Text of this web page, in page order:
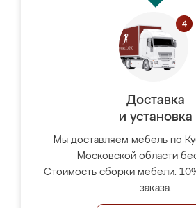
Доставка
и установка
Мы доставляем мебель по
Московской области
Стоимость сборки мебели:
заказа.